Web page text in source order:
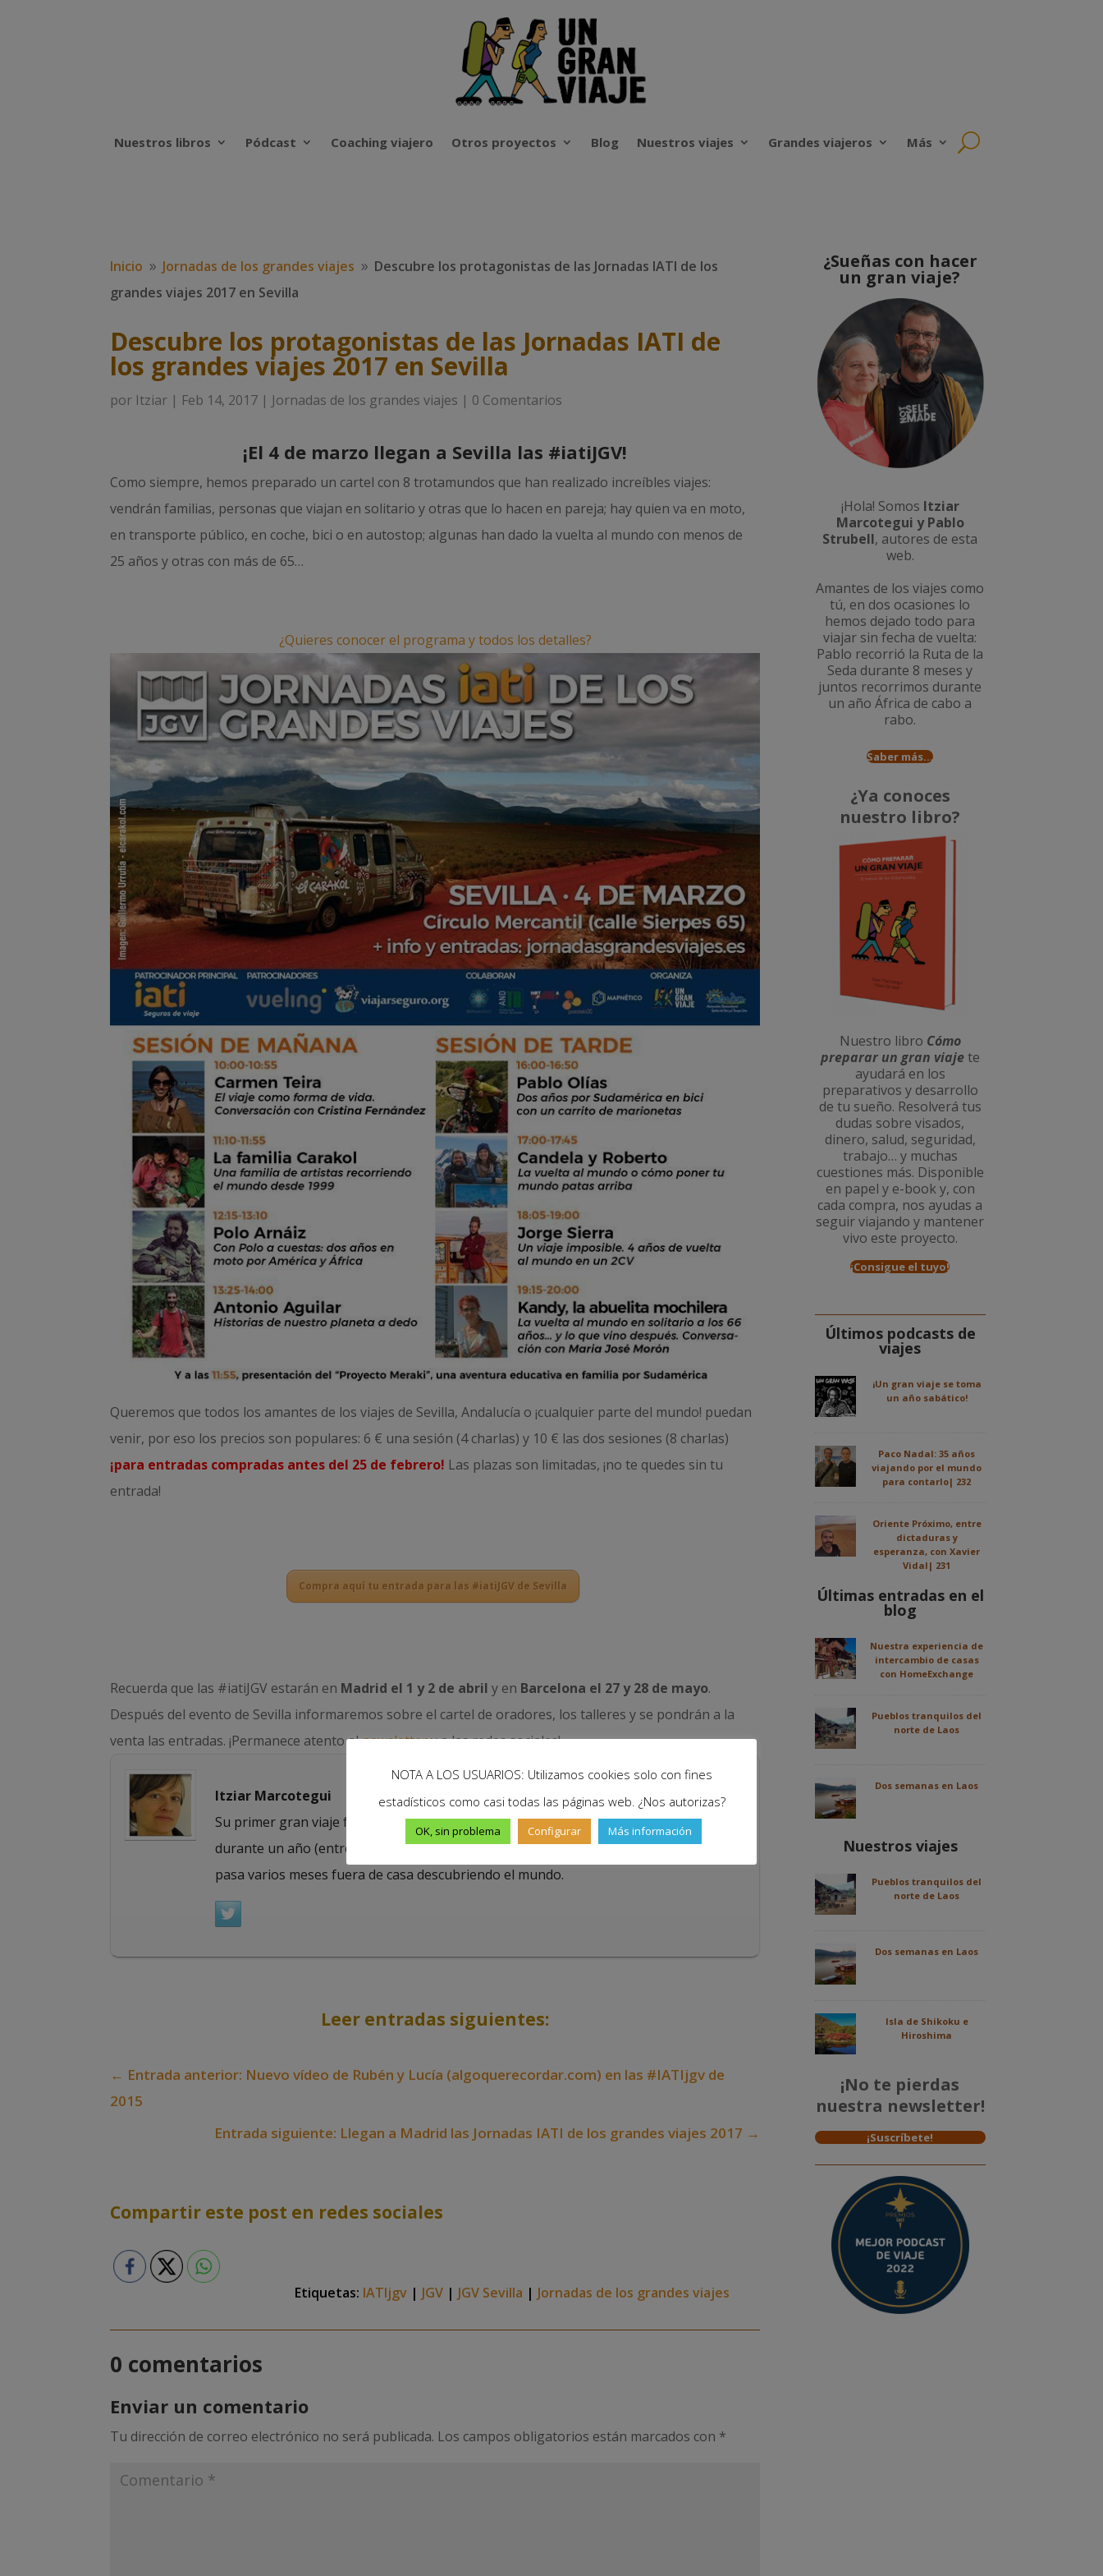
Nuestros libros Pódcast Coaching viajero Otros proyectos Blog Nuestros viajes Grandes viajeros Más
Inicio 9 Jornadas de los grandes viajes 9 Descubre los protagonistas de las Jornadas IATI de los
grandes viajes 2017 en Sevilla
Descubre los protagonistas de las Jornadas IATI de
los grandes viajes 2017 en Sevilla
por Itziar | Feb 14, 2017 | Jornadas de los grandes viajes | 0 Comentarios
¡El 4 de marzo llegan a Sevilla las #iatiJGV!
Como siempre, hemos preparado un cartel con 8 trotamundos que han realizado increíbles viajes:
vendrán familias, personas que viajan en solitario y otras que lo hacen en pareja; hay quien va en moto,
en transporte público, en coche, bici o en autostop; algunas han dado la vuelta al mundo con menos de
25 años y otras con más de 65…
¿Quieres conocer el programa y todos los detalles?
Queremos que todos los amantes de los viajes de Sevilla, Andalucía o ¡cualquier parte del mundo! puedan
venir, por eso los precios son populares: 6 € una sesión (4 charlas) y 10 € las dos sesiones (8 charlas)
¡para entradas compradas antes del 25 de febrero! Las plazas son limitadas, ¡no te quedes sin tu
entrada!
Compra aquí tu entrada para las #iatiJGV de Sevilla
Recuerda que las #iatiJGV estarán en Madrid el 1 y 2 de abril y en Barcelona el 27 y 28 de mayo.
Después del evento de Sevilla informaremos sobre el cartel de oradores, los talleres y se pondrán a la
venta las entradas. ¡Permanece atento alnewslettery a las redes sociales!
Itziar Marcotegui
Su primer gran viaje fue recorrer África de sur a norte, en transporte público,
durante un año (entre 2010 y 2011). Parece que le gustó la experiencia y cada año
pasa varios meses fuera de casa descubriendo el mundo.
Leer entradas siguientes:
← Entrada anterior: Nuevo vídeo de Rubén y Lucía (algoquerecordar.com) en las #IATIjgv de
2015
Entrada siguiente: Llegan a Madrid las Jornadas IATI de los grandes viajes 2017 →
Compartir este post en redes sociales
Etiquetas: IATIjgv | JGV | JGV Sevilla | Jornadas de los grandes viajes
0 comentarios
Enviar un comentario
Tu dirección de correo electrónico no será publicada. Los campos obligatorios están marcados con *
¿Sueñas con hacer
un gran viaje?
¡Hola! Somos Itziar
Marcotegui y Pablo
Strubell, autores de esta
web.
Amantes de los viajes como
tú, en dos ocasiones lo
hemos dejado todo para
viajar sin fecha de vuelta:
Pablo recorrió la Ruta de la
Seda durante 8 meses y
juntos recorrimos durante
un añoÁfrica de cabo a
rabo.
Saber más...
¿Ya conoces
nuestro libro?
Nuestro libro Cómo
preparar un gran viajete
ayudará en los
preparativos y desarrollo
de tu sueño. Resolverá tus
dudas sobre visados,
dinero, salud, seguridad,
trabajo… y muchas
cuestiones más. Disponible
en papel y e-book y, con
cada compra, nos ayudas a
seguir viajando y mantener
vivo este proyecto.
¡Consigue el tuyo!
Últimos podcasts de
viajes
¡Un gran viaje se toma
un año sabático!
Paco Nadal: 35 años
viajando por el mundo
para contarlo| 232
Oriente Próximo, entre
dictaduras y
esperanza, con Xavier
Vidal| 231
Últimas entradas en el
blog
Nuestra experiencia de
intercambio de casas
con HomeExchange
Pueblos tranquilos del
norte de Laos
Dos semanas en Laos
Nuestros viajes
Pueblos tranquilos del
norte de Laos
Dos semanas en Laos
Isla de Shikoku e
Hiroshima
¡No te pierdas
nuestra newsletter!
¡Suscríbete!
NOTA A LOS USUARIOS: Utilizamos cookies solo con fines
estadísticos como casi todas las páginas web. ¿Nos autorizas?
OK, sin problema Configurar Más información